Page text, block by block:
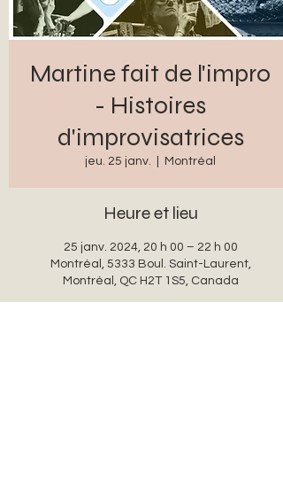
Martine fait de l'impro
- Histoires
d'improvisatrices
jeu. 25 janv. Montréal
Heure et lieu
25 janv. 2024, 20 h 00 – 22 h 00
Montréal, 5333 Boul. Saint-Laurent,
Montréal, QC H2T 1S5, Canada